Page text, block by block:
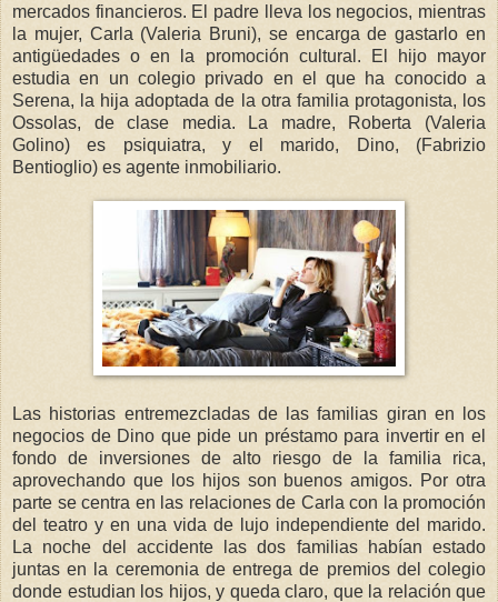
mercados financieros. El padre lleva los negocios, mientras
la mujer, Carla (Valeria Bruni), se encarga de gastarlo en
antigüedades o en la promoción cultural. El hijo mayor
estudia en un colegio privado en el que ha conocido a
Serena, la hija adoptada de la otra familia protagonista, los
Ossolas, de clase media. La madre, Roberta (Valeria
Golino) es psiquiatra, y el marido, Dino, (Fabrizio
Bentioglio) es agente inmobiliario.
Las historias entremezcladas de las familias giran en los
negocios de Dino que pide un préstamo para invertir en el
fondo de inversiones de alto riesgo de la familia rica,
aprovechando que los hijos son buenos amigos. Por otra
parte se centra en las relaciones de Carla con la promoción
del teatro y en una vida de lujo independiente del marido.
La noche del accidente las dos familias habían estado
juntas en la ceremonia de entrega de premios del colegio
donde estudian los hijos, y queda claro, que la relación que